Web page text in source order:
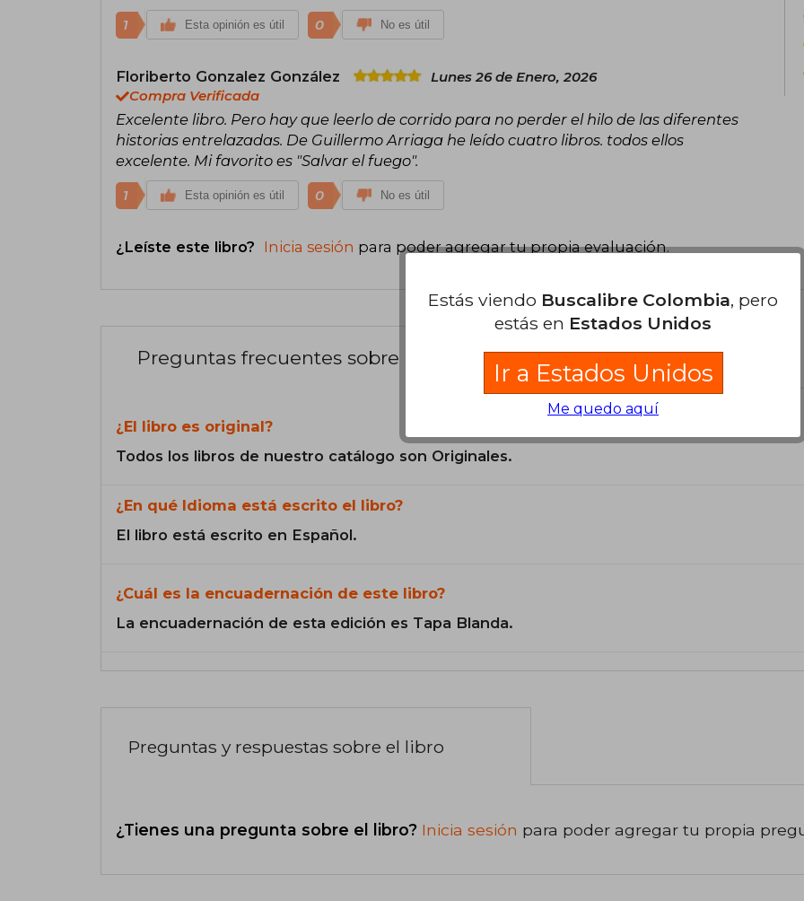
1 Esta opinión es útil 0 No es útil
Floriberto Gonzalez González
Lunes 26 de Enero, 2026
Compra Verificada
Excelente libro. Pero hay que leerlo de corrido para no perder el hilo de las diferentes
historias entrelazadas. De Guillermo Arriaga he leído cuatro libros. todos ellos
excelente. Mi favorito es "Salvar el fuego".
1 Esta opinión es útil 0 No es útil
¿Leíste este libro? Inicia sesión para poder agregar tu propia evaluación.
Preguntas frecuentes sobre el libro
¿El libro es original?
Todos los libros de nuestro catálogo son Originales.
¿En qué Idioma está escrito el libro?
El libro está escrito en Español.
¿Cuál es la encuadernación de este libro?
La encuadernación de esta edición es Tapa Blanda.
Preguntas y respuestas sobre el libro
¿Tienes una pregunta sobre el libro? Inicia sesión para poder agregar tu propia
Estás viendo Buscalibre Colombia, pero
estás en Estados Unidos
Ir a Estados Unidos
Me quedo aquí